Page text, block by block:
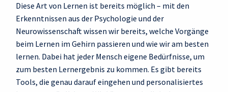
Diese Art von Lernen ist bereits möglich – mit den
Erkenntnissen aus der Psychologie und der
Neurowissenschaft wissen wir bereits, welche Vorgänge
beim Lernen im Gehirn passieren und wie wir am besten
lernen. Dabei hat jeder Mensch eigene Bedürfnisse, um
zum besten Lernergebnis zu kommen. Es gibt bereits
Tools, die genau darauf eingehen und personalisiertes